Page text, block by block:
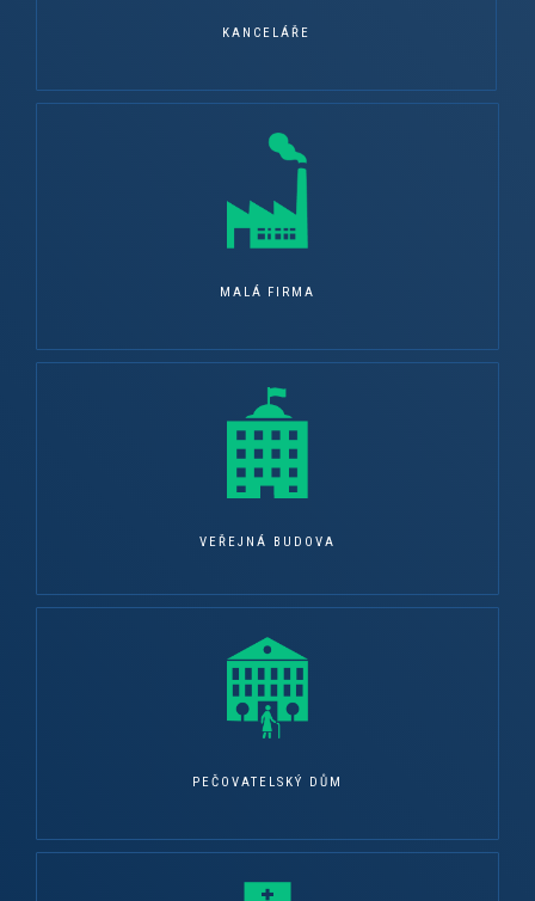
KANCELÁŘE
MALÁ FIRMA
VEŘEJNÁ BUDOVA
PEČOVATELSKÝ DŮM